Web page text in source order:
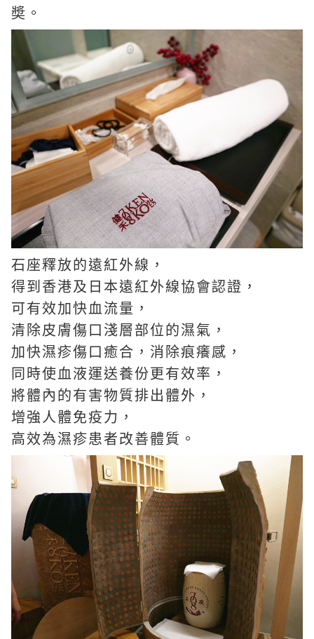
奬。
石座釋放的遠紅外線，
得到香港及日本遠紅外線協會認證，
可有效加快血流量，
清除皮膚傷口淺層部位的濕氣，
加快濕疹傷口癒合，消除痕癢感，
同時使血液運送養份更有效率，
將體內的有害物質排出體外，
增強人體免疫力，
高效為濕疹患者改善體質。